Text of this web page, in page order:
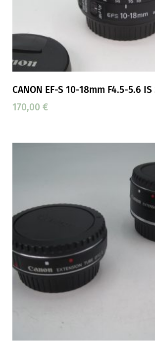
CANON EF-S 10-18mm F4.5-5.6 IS
170,00 €